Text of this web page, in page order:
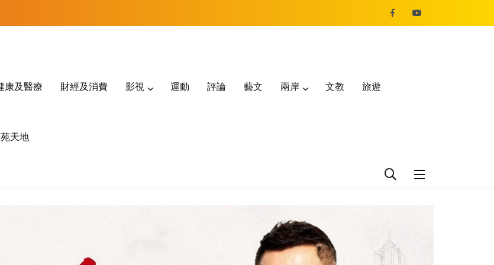
康及醫療 財經及消費 影視 運動 評論 藝文 兩岸 文教 旅遊
天地